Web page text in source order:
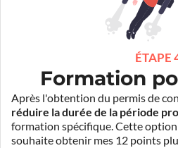
ÉTAPE
Formation
Après l'obtention du permis de
réduire la durée de la période
formation spécifique. Cette
souhaite obtenir mes 12 points